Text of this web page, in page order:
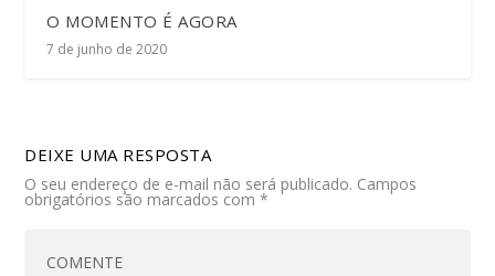
O MOMENTO É AGORA
7 de junho de 2020
DEIXE UMA RESPOSTA
O seu endereço de e-mail não será publicado. Campos
obrigatórios são marcados com*